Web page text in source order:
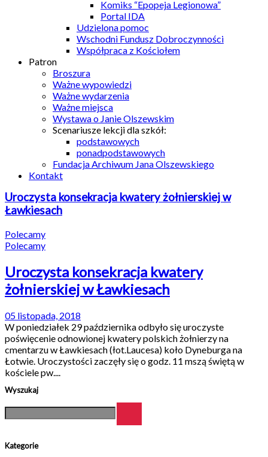
Komiks “Epopeja Legionowa”
Portal IDA
Udzielona pomoc
Wschodni Fundusz Dobroczynności
Współpraca z Kościołem
Patron
Broszura
Ważne wypowiedzi
Ważne wydarzenia
Ważne miejsca
Wystawa o Janie Olszewskim
Scenariusze lekcji dla szkół:
podstawowych
ponadpodstawowych
Fundacja Archiwum Jana Olszewskiego
Kontakt
Uroczysta konsekracja kwatery żołnierskiej w
Ławkiesach
Polecamy
Polecamy
Uroczysta konsekracja kwatery
żołnierskiej w Ławkiesach
05 listopada, 2018
W poniedziałek 29 października odbyło się uroczyste
poświęcenie odnowionej kwatery polskich żołnierzy na
cmentarzu w Ławkiesach (łot.Laucesa) koło Dyneburga na
Łotwie. Uroczystości zaczęły się o godz. 11 mszą świętą w
kościele pw....
Wyszukaj
Kategorie